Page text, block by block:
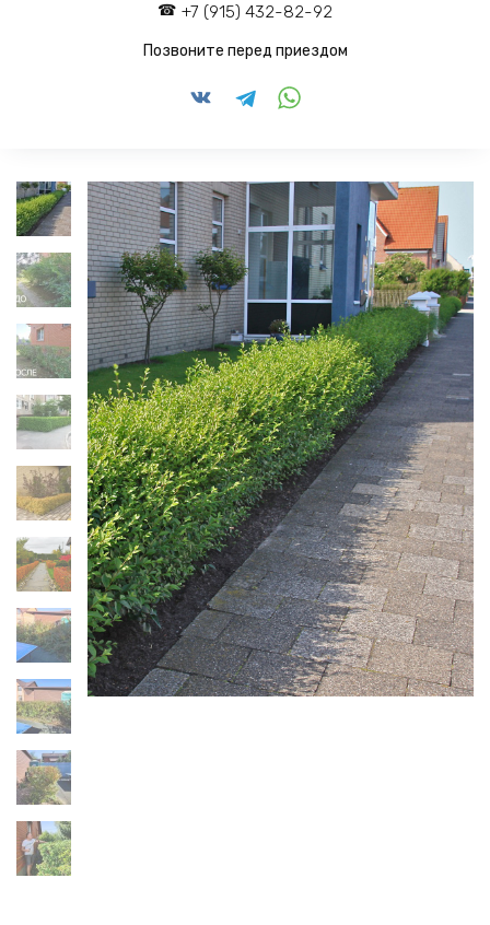
+7 (915) 432-82-92
Позвоните перед приездом